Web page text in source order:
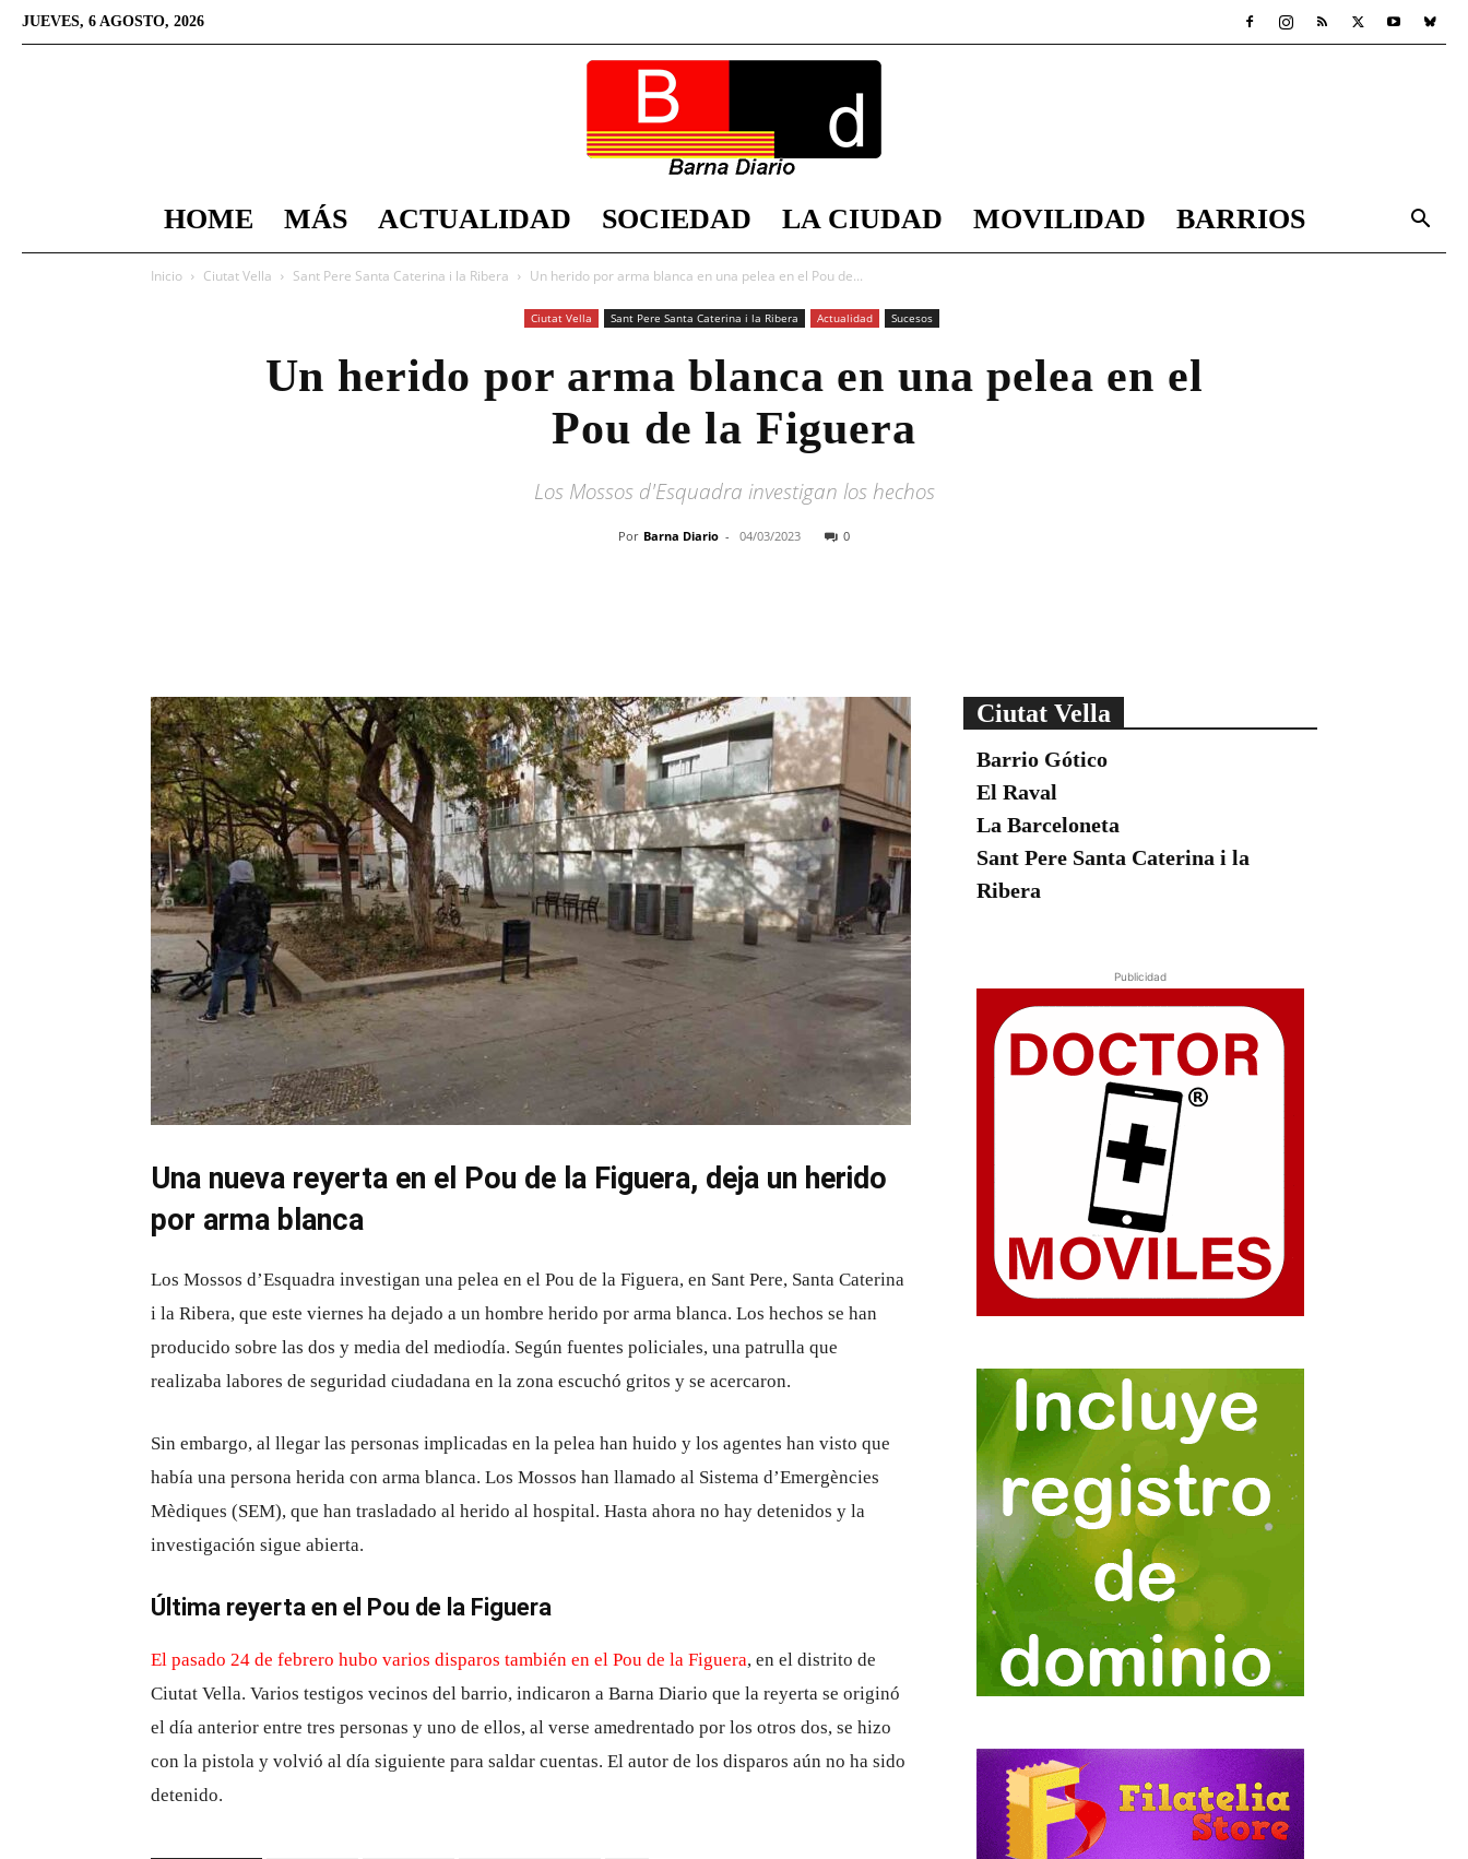
JUEVES, 6 AGOSTO, 2026
Diario
HOME MÁS ACTUALIDAD SOCIEDAD LA CIUDAD MOVILIDAD BARRIOS
Inicio Ciutat Vella Sant Pere Santa Caterina i la Ribera Un herido por arma blanca en una pelea en el Pou de...
Ciutat Vella Sant Pere Santa Caterina i la Ribera Actualidad Sucesos
Un herido por arma blanca en una pelea en el
Pou de la Figuera
Los Mossos d'Esquadra investigan los hechos
Por Barna Diario - 04/03/2023 0
Una nueva reyerta en el Pou de la Figuera, deja un herido
por arma blanca
Los Mossos d’Esquadra investigan una pelea en el Pou de la Figuera, en Sant Pere, Santa Caterina
i la Ribera, que este viernes ha dejado a un hombre herido por arma blanca. Los hechos se han
producido sobre las dos y media del mediodía. Según fuentes policiales, una patrulla que
realizaba labores de seguridad ciudadana en la zona escuchó gritos y se acercaron.
Sin embargo, al llegar las personas implicadas en la pelea han huido y los agentes han visto que
había una persona herida con arma blanca. Los Mossos han llamado al Sistema d’Emergències
Mèdiques (SEM), que han trasladado al herido al hospital. Hasta ahora no hay detenidos y la
investigación sigue abierta.
Última reyerta en el Pou de la Figuera
El pasado 24 de febrero hubo varios disparos también en el Pou de la Figuera, en el distrito de
Ciutat Vella. Varios testigos vecinos del barrio, indicaron a Barna Diario que la reyerta se originó
el día anterior entre tres personas y uno de ellos, al verse amedrentado por los otros dos, se hizo
con la pistola y volvió al día siguiente para saldar cuentas. El autor de los disparos aún no ha sido
detenido.
Ciutat Vella
Barrio Gótico
El Raval
La Barceloneta
Sant Pere Santa Caterina i la
Ribera
Publicidad